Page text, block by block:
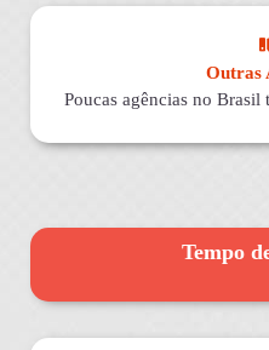
Outras
Poucas agências no
Tempo